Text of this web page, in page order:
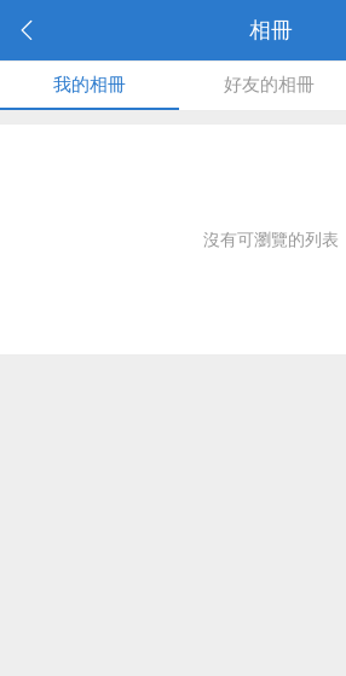
相冊
我的相冊 好友的相冊
沒有可瀏覽的列表